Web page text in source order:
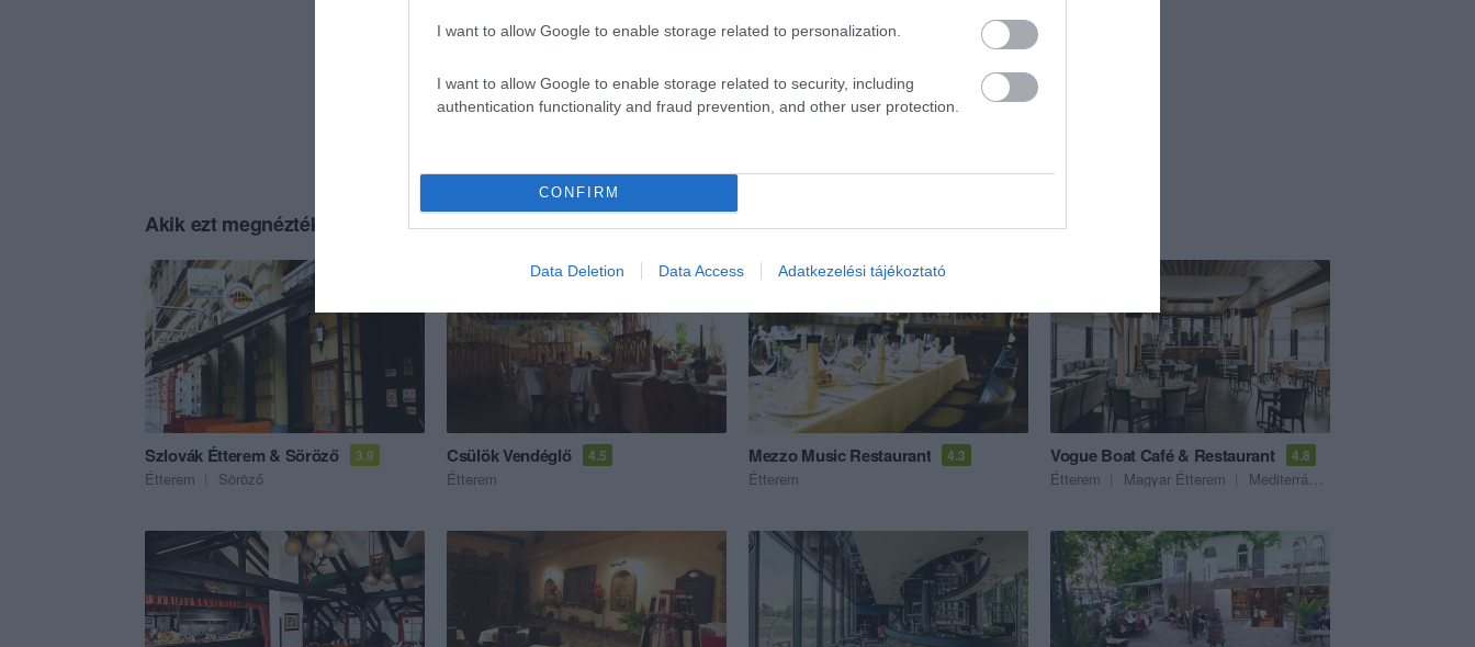
I want to allow Google to enable storage related to personalization.
I want to allow Google to enable storage related to security, including
authentication functionality and fraud prevention, and other user protection.
CONFIRM
Data Deletion Data Access Adatkezelési tájékoztató
Akik ezt megnézték, ezeket is megnézték...
Szlovák Étterem & Söröző 3.9
Étterem Söröző
Csülök Vendéglő 4.5
Étterem
Mezzo Music Restaurant 4.3
Étterem
Vogue Boat Café & Restaurant 4.8
Étterem Magyar Étterem Mediterrán Étterem